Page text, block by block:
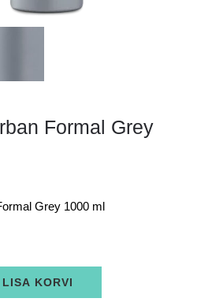
Formal Grey
Grey 1000 ml
LISA KORVI